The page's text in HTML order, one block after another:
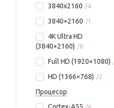
3840x2160
4
3840×2160 1
4K Ultra HD
(3840×2160)
8
Full HD (1920×1080)
HD (1366×768) 2
Процесор